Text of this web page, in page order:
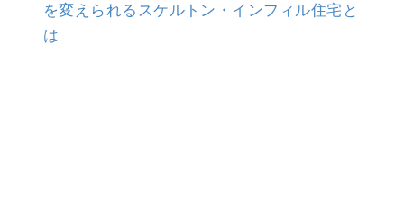
を変えられるスケルトン・インフィル住宅と
は